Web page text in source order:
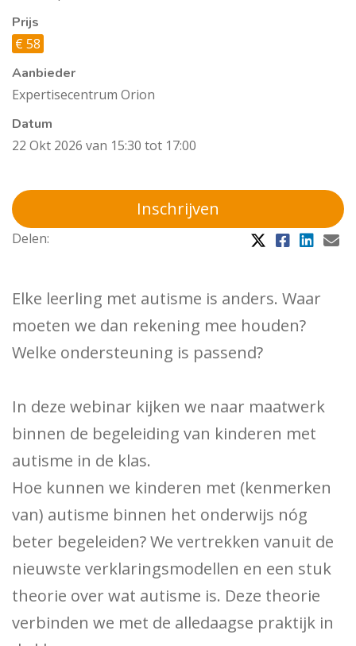
Prijs
€ 58
Aanbieder
Expertisecentrum Orion
Datum
22 Okt 2026 van 15:30 tot 17:00
Inschrijven
Delen:
Elke leerling met autisme is anders. Waar
moeten we dan rekening mee houden?
Welke ondersteuning is passend?
In deze webinar kijken we naar maatwerk
binnen de begeleiding van kinderen met
autisme in de klas.
Hoe kunnen we kinderen met (kenmerken
van) autisme binnen het onderwijs nóg
beter begeleiden? We vertrekken vanuit de
nieuwste verklaringsmodellen en een stuk
theorie over wat autisme is. Deze theorie
verbinden we met de alledaagse praktijk in